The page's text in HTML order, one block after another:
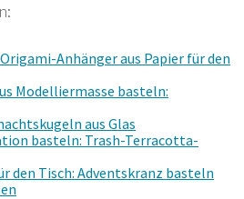
Anhänger aus Papier für den
Modelliermasse basteln:
aus Glas
basteln: Trash-Terracotta-
den Tisch: Adventskranz basteln